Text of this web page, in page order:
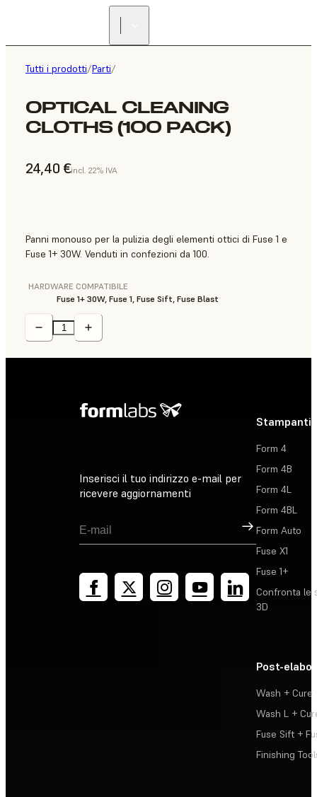
Tutti i prodotti/Parti/
OPTICAL CLEANING
CLOTHS (100 PACK)
24,40 €incl. 22% IVA
Panni monouso per la pulizia degli elementi ottici di Fuse 1 e
Fuse 1+ 30W. Venduti in confezioni da 100.
HARDWARE COMPATIBILE
Fuse 1+ 30W, Fuse 1, Fuse Sift, Fuse Blast
Inserisci il tuo indirizzo e-mail per
ricevere aggiornamenti
Registrati
Stampanti
Form 4
Form 4B
Form 4L
Form 4BL
Form Auto
Fuse X1
Fuse 1+
Confronta le
3D
Post-
Wash + Cure
Wash L +
Fuse Sift +
Finishing